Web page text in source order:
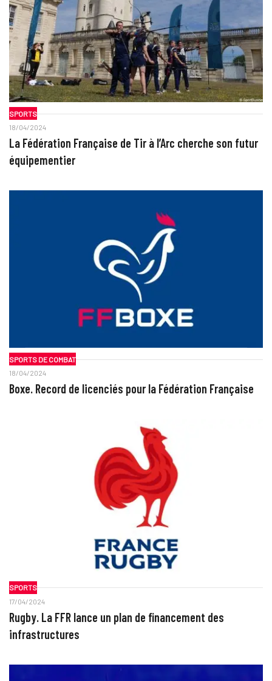
SPORTS
18/04/2024
La Fédération Française de Tir à l’Arc cherche son futur
équipementier
SPORTS DE COMBAT
18/04/2024
Boxe. Record de licenciés pour la Fédération Française
SPORTS
17/04/2024
Rugby. La FFR lance un plan de financement des
infrastructures